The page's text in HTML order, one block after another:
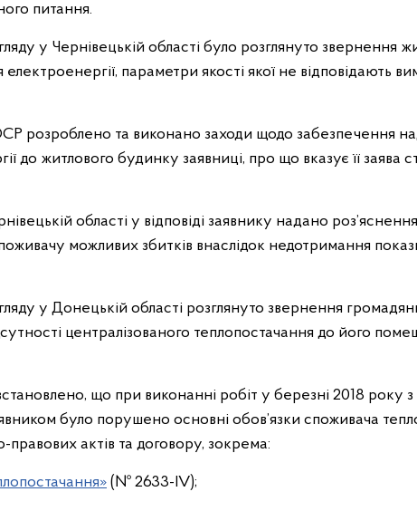
питання.
у Чернівецькій області було розглянуто звернення
параметри якості якої не відповідають
розроблено та виконано заходи щодо забезпечення
до житлового будинку заявниці, про що вказує її заява
області у відповіді заявнику надано
можливих збитків внаслідок недотримання
у Донецькій області розглянуто звернення
централізованого теплопостачання до його
що при виконанні робіт у березні 2018 року
було порушено основні обов’язки споживача
актів та договору, зокрема:
(№ 2633-IV);